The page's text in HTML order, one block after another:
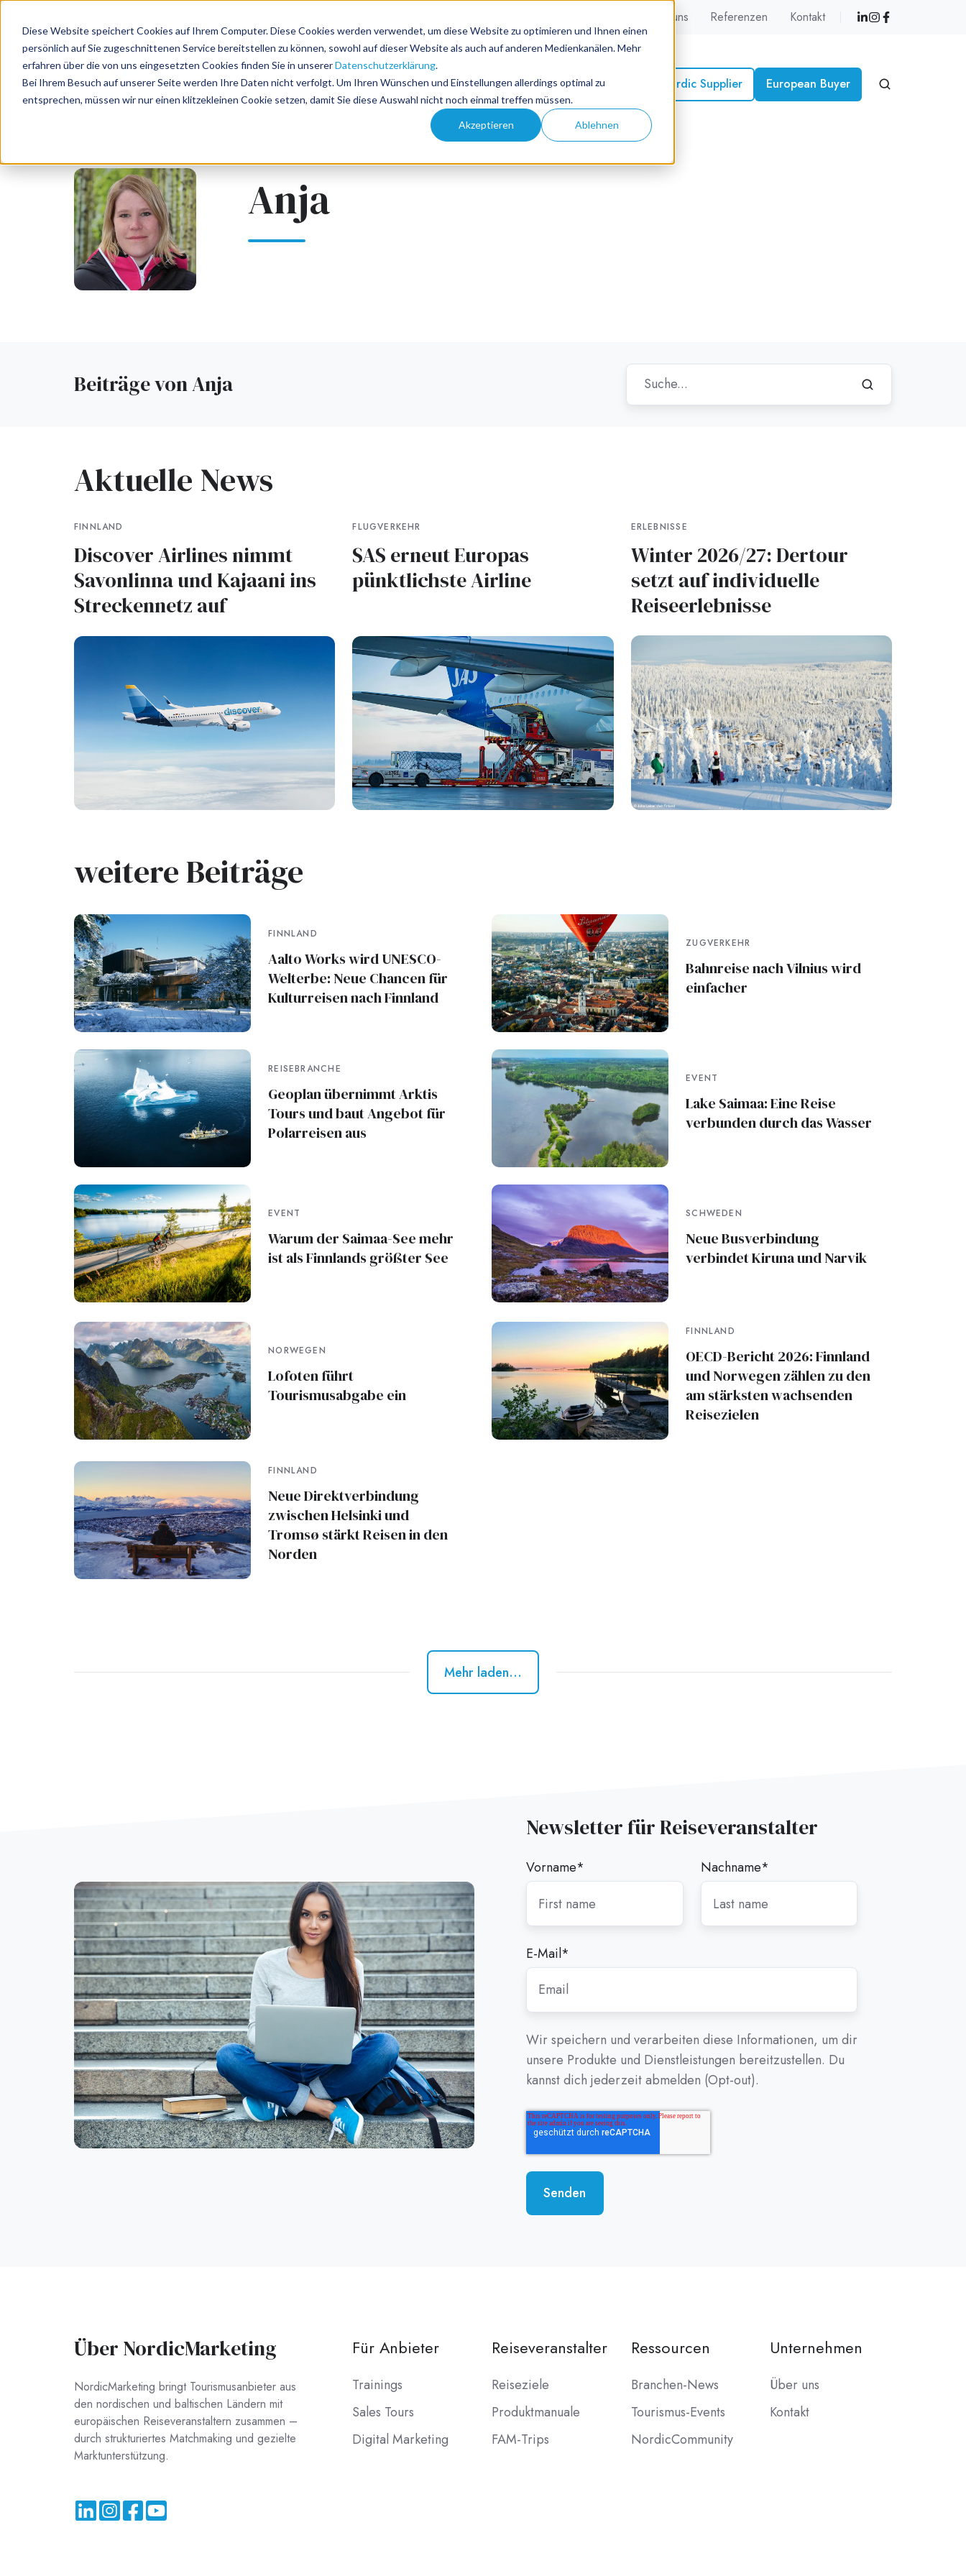
Diese Website speichert Cookies auf Ihrem Computer. Diese Cookies werden verwendet, um diese Website zu optimieren und Ihnen einen
persönlich auf Sie zugeschnittenen Service bereitstellen zu können, sowohl auf dieser Website als auch auf anderen Medienkanälen. Mehr
erfahren über die von uns eingesetzten Cookies finden Sie in unsererDatenschutzerklärung.
Bei Ihrem Besuch auf unserer Seite werden Ihre Daten nicht verfolgt. Um Ihren Wünschen und Einstellungen allerdings optimal zu
entsprechen, müssen wir nur einen klitzekleinen Cookie setzen, damit Sie diese Auswahl nicht noch einmal treffen müssen.
Akzeptieren Ablehnen
Über uns Referenzen Kontakt
Branchen-News Tourismus-Events Nordic Supplier European Buyer
Anja
Beiträge von Anja
Aktuelle News
FINNLAND
Discover Airlines nimmt
Savonlinna und Kajaani ins
Streckennetz auf
FLUGVERKEHR
SAS erneut Europas
pünktlichste Airline
ERLEBNISSE
Winter 2026/27: Dertour
setzt auf individuelle
Reiseerlebnisse
weitere Beiträge
FINNLAND
Aalto Works wird UNESCO-
Welterbe: Neue Chancen für
Kulturreisen nach Finnland
ZUGVERKEHR
Bahnreise nach Vilnius wird
einfacher
REISEBRANCHE
Geoplan übernimmt Arktis
Tours und baut Angebot für
Polarreisen aus
EVENT
Lake Saimaa: Eine Reise
verbunden durch das Wasser
EVENT
Warum der Saimaa-See mehr
ist als Finnlands größter See
SCHWEDEN
Neue Busverbindung
verbindet Kiruna und Narvik
NORWEGEN
Lofoten führt
Tourismusabgabe ein
FINNLAND
OECD-Bericht 2026: Finnland
und Norwegen zählen zu den
am stärksten wachsenden
Reisezielen
FINNLAND
Neue Direktverbindung
zwischen Helsinki und
Tromsø stärkt Reisen in den
Norden
Mehr laden...
Newsletter für Reiseveranstalter
Vorname* Nachname*
E-Mail*
Wir speichern und verarbeiten diese Informationen, um dir
unsere Produkte und Dienstleistungen bereitzustellen. Du
kannst dich jederzeit abmelden (Opt-out).
Über NordicMarketing
NordicMarketing bringt Tourismusanbieter aus
den nordischen und baltischen Ländern mit
europäischen Reiseveranstaltern zusammen –
durch strukturiertes Matchmaking und gezielte
Marktunterstützung.
Für Anbieter
Trainings
Sales Tours
Digital Marketing
Reiseveranstalter
Reiseziele
Produktmanuale
FAM-Trips
Ressourcen
Branchen-News
Tourismus-Events
NordicCommunity
Unternehmen
Über uns
Kontakt